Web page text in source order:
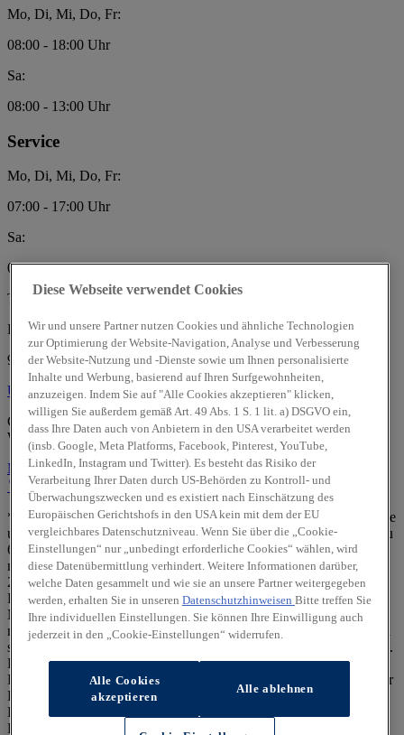
Mo, Di, Mi, Do, Fr:
08:00 - 18:00 Uhr
Sa:
08:00 - 13:00 Uhr
Service
Mo, Di, Mi, Do, Fr:
07:00 - 17:00 Uhr
Sa:
08:00 - 12:00 Uhr
Thomas Breu e.K.
Bgm.-Schwinghammer-Str.8
93413 Cham
Über unsÜber uns
Geprüfte Gebrauchtwagen:
Wir sind offiziellerHyundai PromisePartner.
Mehr erfahren
Standort
Kontakt 09971/200970Anrufen
Unser Team
** Die staatl. Förderung ist für rein batterieelektrische Neufahrzeuge
und bestimmte Plug-in-Hybrid-Neufahrzeuge (CO₂-Emission bis zu
60 g CO₂/km (Typgenehmigungswert) oder elektrische Reichweite
mind. 80 km) der EU-Fahrzeugklasse M1, die ab dem 1. Januar
2026 erstmals in Deutschland zugelassen werden, für
Privatpersonen möglich und setzt eine Mindesthaltedauer von 36
Monaten voraus. Berechtigung zur Förderung und Höhe derselben
richten sich nach dem zu versteuernden Haushaltsjahreseinkommen
sowie der Anzahl der im Haushalt lebenden Kinder unter 18 Jahren.
Die Förderung muss spätestens 1 Jahr nach Zulassung des
Fahrzeugs beantragt werden. Kein Rechtsanspruch. Auszahlung der
Förderung nach Qualifizierung gemäß Richtlinien und positivem
Bescheid eines von Ihnen gestellten Antrags im staatlichen Online-
Portal. Mehr Details dazu unter:
Diese Webseite verwendet Cookies
Wir und unsere Partner nutzen Cookies und ähnliche Technologien
zur Optimierung der Website-Navigation, Analyse und Verbesserung
der Website-Nutzung und -Dienste sowie um Ihnen personalisierte
Inhalte und Werbung, basierend auf Ihren Surfgewohnheiten,
anzuzeigen. Indem Sie auf "Alle Cookies akzeptieren" klicken,
willigen Sie außerdem gemäß Art. 49 Abs. 1 S. 1 lit. a) DSGVO ein,
dass Ihre Daten auch von Anbietern in den USA verarbeitet werden
(insb. Google, Meta Platforms, Facebook, Pinterest, YouTube,
LinkedIn, Instagram und Twitter). Es besteht das Risiko der
Verarbeitung Ihrer Daten durch US-Behörden zu Kontroll- und
Überwachungszwecken und es existiert nach Einschätzung des
Europäischen Gerichtshofs in den USA kein mit dem der EU
vergleichbares Datenschutzniveau. Wenn Sie über die „Cookie-
Einstellungen“ nur „unbedingt erforderliche Cookies“ wählen, wird
diese Datenübermittlung verhindert. Weitere Informationen darüber,
welche Daten gesammelt und wie sie an unsere Partner weitergegeben
werden, erhalten Sie in unseren Datenschutzhinweisen Bitte treffen Sie
Ihre individuellen Einstellungen. Sie können Ihre Einwilligung auch
jederzeit in den „Cookie-Einstellungen“ widerrufen.
Alle Cookies
akzeptieren
Alle ablehnen